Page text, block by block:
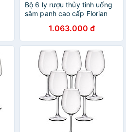
Bộ 6 ly rượu thủy tinh uống
sâm panh cao cấp Florian
1.063.000 đ